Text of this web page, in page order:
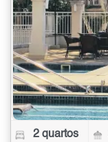
2 quartos